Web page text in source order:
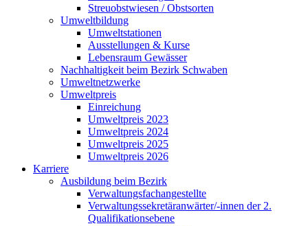
Streuobstwiesen / Obstsorten
Umweltbildung
Umweltstationen
Ausstellungen & Kurse
Lebensraum Gewässer
Nachhaltigkeit beim Bezirk Schwaben
Umweltnetzwerke
Umweltpreis
Einreichung
Umweltpreis 2023
Umweltpreis 2024
Umweltpreis 2025
Umweltpreis 2026
Karriere
Ausbildung beim Bezirk
Verwaltungsfachangestellte
Verwaltungssekretäranwärter/-innen der 2.
Qualifikationsebene